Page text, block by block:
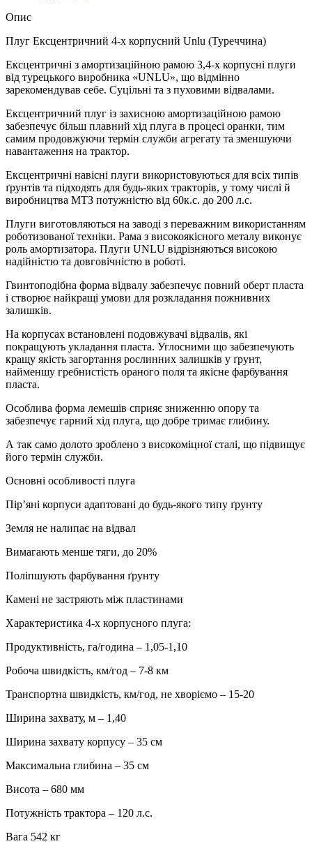
Опис
Плуг Ексцентричний 4-х корпусний Unlu (Туреччина)
Ексцентричні з амортизаційною рамою 3,4-х корпусні плуги
від турецького виробника «UNLU», що відмінно
зарекомендував себе. Суцільні та з пуховими відвалами.
Ексцентричний плуг із захисною амортизаційною рамою
забезпечує більш плавний хід плуга в процесі оранки, тим
самим продовжуючи термін служби агрегату та зменшуючи
навантаження на трактор.
Ексцентричні навісні плуги використовуються для всіх типів
ґрунтів та підходять для будь-яких тракторів, у тому числі й
виробництва МТЗ потужністю від 60к.с. до 200 л.с.
Плуги виготовляються на заводі з переважним використанням
роботизованої техніки. Рама з високоякісного металу виконує
роль амортизатора. Плуги UNLU відрізняються високою
надійністю та довговічністю в роботі.
Гвинтоподібна форма відвалу забезпечує повний оберт пласта
і створює найкращі умови для розкладання пожнивних
залишків.
На корпусах встановлені подовжувачі відвалів, які
покращують укладання пласта. Углосними що забезпечують
кращу якість загортання рослинних залишків у ґрунт,
найменшу гребнистість ораного поля та якісне фарбування
пласта.
Особлива форма лемешів сприяє зниженню опору та
забезпечує гарний хід плуга, що добре тримає глибину.
А так само долото зроблено з високоміцної сталі, що підвищує
його термін служби.
Основні особливості плуга
Пір’яні корпуси адаптовані до будь-якого типу ґрунту
Земля не налипає на відвал
Вимагають менше тяги, до 20%
Поліпшують фарбування ґрунту
Камені не застряють між пластинами
Характеристика 4-х корпусного плуга:
Продуктивність, га/година – 1,05-1,10
Робоча швидкість, км/год – 7-8 км
Транспортна швидкість, км/год, не хворіємо – 15-20
Ширина захвату, м – 1,40
Ширина захвату корпусу – 35 см
Максимальна глибина – 35 см
Висота – 680 мм
Потужність трактора – 120 л.с.
Вага 542 кг